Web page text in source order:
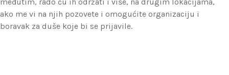
ako me vi na njih pozovete i omogućite organizaciju i
boravak za duše koje bi se prijavile.